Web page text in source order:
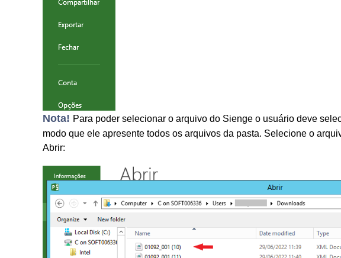
Nota! Para poder selecionar o arquivo do Sienge o usuário deve
modo que ele apresente todos os arquivos da pasta. Selecione o
Abrir: